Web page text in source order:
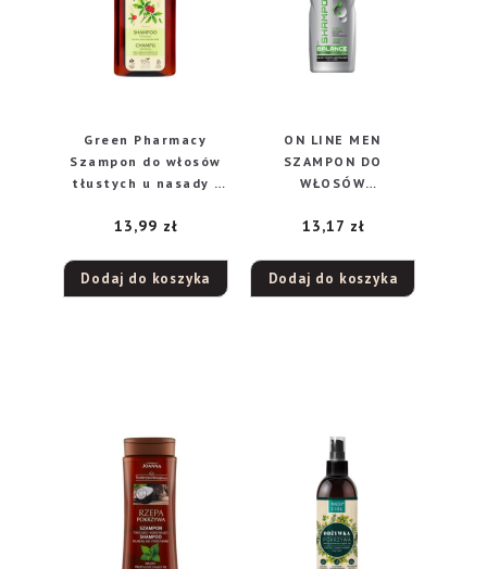
Green Pharmacy
Szampon do włosów
tłustych u nasady i
– Żeń-szeń 350ml
13,99 zł
Dodaj do koszyka
ON LINE MEN
SZAMPON DO
WŁOSÓW
H SIĘ CZARNA RZEPA
13,17 zł
Dodaj do koszyka